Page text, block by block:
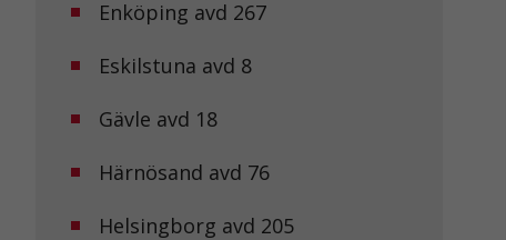
Enköping avd 267
Eskilstuna avd 8
Gävle avd 18
Härnösand avd 76
Helsingborg avd 205